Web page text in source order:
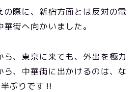
の際に、新宿方面とは反対の電
街へ向かいました。
ら、東京に来ても、外出を極力
ら、中華街に出かけるのは、な
ぶりです‼